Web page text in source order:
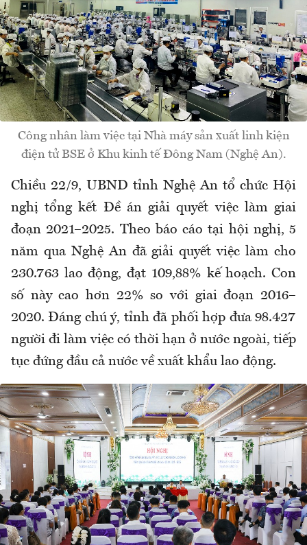
Công nhân làm việc tại Nhà máy sản xuất linh kiện
điện tử BSE ở Khu kinh tế Đông Nam (Nghệ An).
Chiều 22/9, UBND tỉnh Nghệ An tổ chức Hội
nghị tổng kết Đề án giải quyết việc làm giai
đoạn 2021–2025. Theo báo cáo tại hội nghị, 5
năm qua Nghệ An đã giải quyết việc làm cho
230.763 lao động, đạt 109,88% kế hoạch. Con
số này cao hơn 22% so với giai đoạn 2016–
2020. Đáng chú ý, tỉnh đã phối hợp đưa 98.427
người đi làm việc có thời hạn ở nước ngoài, tiếp
tục đứng đầu cả nước về xuất khẩu lao động.